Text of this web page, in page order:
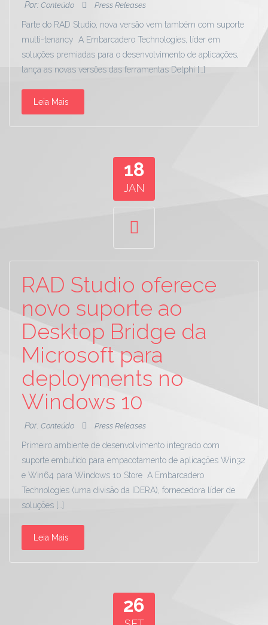
Por: Conteúdo Press Releases
Parte do RAD Studio, nova versão vem também com suporte
multi-tenancy A Embarcadero Technologies, líder em
soluções premiadas para o desenvolvimento de aplicações,
lança as novas versões das ferramentas Delphi […]
Leia Mais
18
JAN
RAD Studio oferece
novo suporte ao
Desktop Bridge da
Microsoft para
deployments no
Windows 10
Por: Conteúdo Press Releases
Primeiro ambiente de desenvolvimento integrado com
suporte embutido para empacotamento de aplicações Win32
e Win64 para Windows 10 Store A Embarcadero
Technologies (uma divisão da IDERA), fornecedora líder de
soluções […]
Leia Mais
26